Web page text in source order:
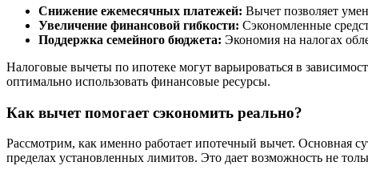
Снижение ежемесячных платежей: Вычет позволяет
Увеличение финансовой гибкости: Сэкономленные
Поддержка семейного бюджета: Экономия на налогах
Налоговые вычеты по ипотеке могут варьироваться в
оптимально использовать финансовые ресурсы.
Как вычет помогает сэкономить реально?
Рассмотрим, как именно работает ипотечный вычет. Основная
пределах установленных лимитов. Это дает возможность не